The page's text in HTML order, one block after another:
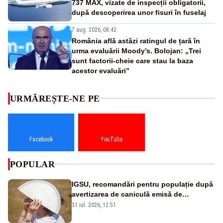
737 MAX, vizate de inspecții obligatorii,
după descoperirea unor fisuri în fuselaj
7 aug. 2026, 08:42
România află astăzi ratingul de țară în
urma evaluării Moody’s. Bolojan: „Trei
sunt factorii-cheie care stau la baza
acestor evaluări”
URMĂREȘTE-NE PE
Facebook YouTube
POPULAR
IGSU, recomandări pentru populație după
avertizarea de caniculă emisă de
meteorologi
31 iul. 2026, 12:51